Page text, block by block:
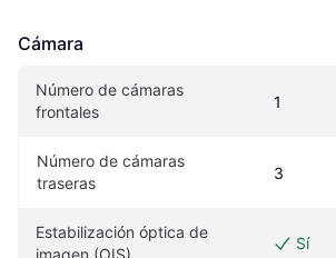
Cámara
Número de cámaras
frontales
1
Número de cámaras
traseras
3
Estabilización óptica de
imagen (OIS)
Sí